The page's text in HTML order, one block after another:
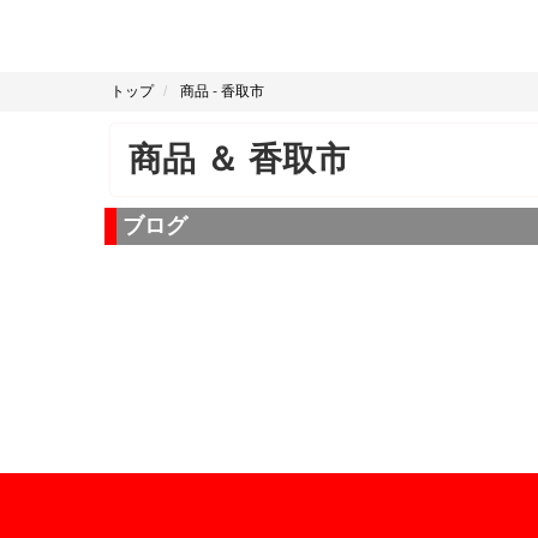
トップ 商品 - 香取市
商品 ＆ 香取市
ブログ